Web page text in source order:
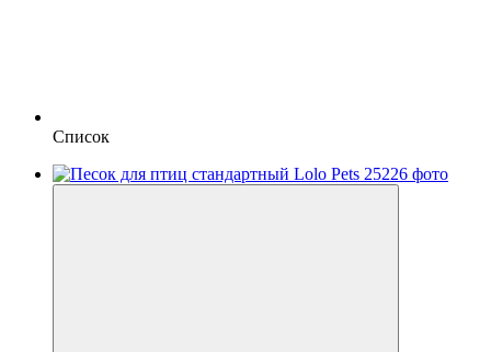
Список